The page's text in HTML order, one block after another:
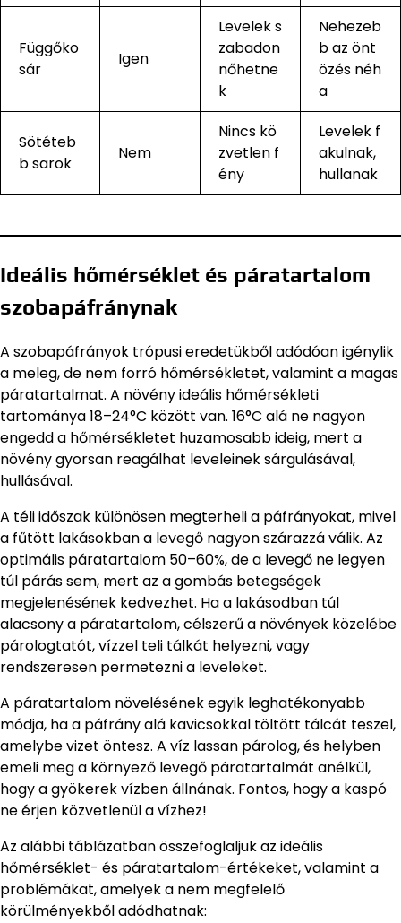
Függőko
sár
Igen
Levelek s
zabadon
nőhetne
k
Nehezeb
b az önt
özés néh
a
Sötéteb
b sarok
Nem
Nincs kö
zvetlen f
ény
Levelek f
akulnak,
hullanak
Ideális hőmérséklet és páratartalom
szobapáfránynak
A szobapáfrányok trópusi eredetükből adódóan igénylik
a meleg, de nem forró hőmérsékletet, valamint a magas
páratartalmat. A növény ideális hőmérsékleti
tartománya 18–24°C között van. 16°C alá ne nagyon
engedd a hőmérsékletet huzamosabb ideig, mert a
növény gyorsan reagálhat leveleinek sárgulásával,
hullásával.
A téli időszak különösen megterheli a páfrányokat, mivel
a fűtött lakásokban a levegő nagyon szárazzá válik. Az
optimális páratartalom 50–60%, de a levegő ne legyen
túl párás sem, mert az a gombás betegségek
megjelenésének kedvezhet. Ha a lakásodban túl
alacsony a páratartalom, célszerű a növények közelébe
párologtatót, vízzel teli tálkát helyezni, vagy
rendszeresen permetezni a leveleket.
A páratartalom növelésének egyik leghatékonyabb
módja, ha a páfrány alá kavicsokkal töltött tálcát teszel,
amelybe vizet öntesz. A víz lassan párolog, és helyben
emeli meg a környező levegő páratartalmát anélkül,
hogy a gyökerek vízben állnának. Fontos, hogy a kaspó
ne érjen közvetlenül a vízhez!
Az alábbi táblázatban összefoglaljuk az ideális
hőmérséklet- és páratartalom-értékeket, valamint a
problémákat, amelyek a nem megfelelő
körülményekből adódhatnak: